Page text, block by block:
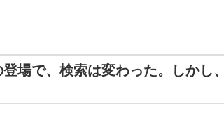
場で、検索は変わった。しかし